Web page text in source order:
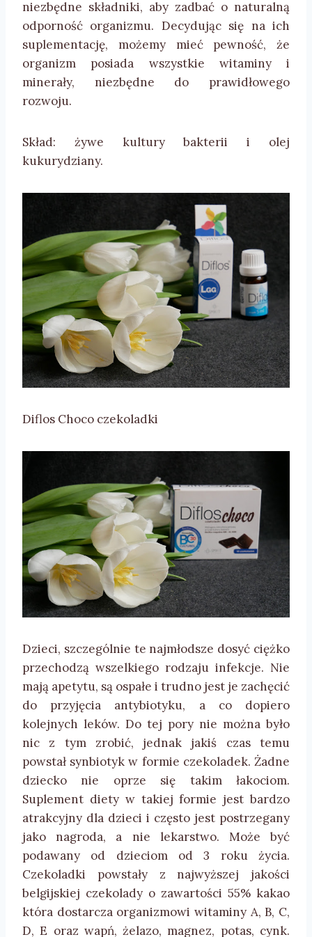
niezbędne składniki, aby zadbać o naturalną
odporność organizmu. Decydując się na ich
suplementację, możemy mieć pewność, że
organizm posiada wszystkie witaminy i
minerały, niezbędne do prawidłowego
rozwoju.
Skład: żywe kultury bakterii i olej
kukurydziany.
Diflos Choco czekoladki
Dzieci, szczególnie te najmłodsze dosyć ciężko
przechodzą wszelkiego rodzaju infekcje. Nie
mają apetytu, są ospałe i trudno jest je zachęcić
do przyjęcia antybiotyku, a co dopiero
kolejnych leków. Do tej pory nie można było
nic z tym zrobić, jednak jakiś czas temu
powstał synbiotyk w formie czekoladek. Żadne
dziecko nie oprze się takim łakociom.
Suplement diety w takiej formie jest bardzo
atrakcyjny dla dzieci i często jest postrzegany
jako nagroda, a nie lekarstwo. Może być
podawany od dzieciom od 3 roku życia.
Czekoladki powstały z najwyższej jakości
belgijskiej czekolady o zawartości 55% kakao
która dostarcza organizmowi witaminy A, B, C,
D, E oraz wapń, żelazo, magnez, potas, cynk.